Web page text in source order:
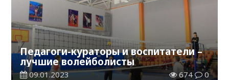
Педагоги-кураторы и воспитатели –
лучшие волейболисты
09.01.2023 674 0